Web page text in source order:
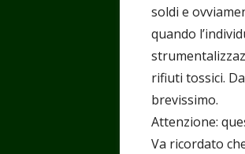
soldi e
quando
rifiuti tossici.
brevissimo.
Attenzione:
Va ricordato